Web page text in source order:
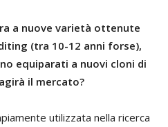
a nuove varietà ottenute
(tra 10-12 anni forse),
equiparati a nuovi cloni di
il mercato?
utilizzata nella ricerca